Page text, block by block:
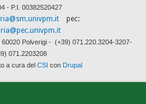
- P.I. 00382520427
pec:
60020 Polverigi - (+39) 071.220.3204-3207-
071.2203208
a cura del CSI con Drupal